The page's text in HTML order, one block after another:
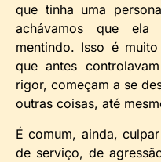
que tinha uma
achávamos que
mentindo. Isso é
que antes
rigor, começam a se
outras coisas, até
É comum, ainda,
de serviço, de